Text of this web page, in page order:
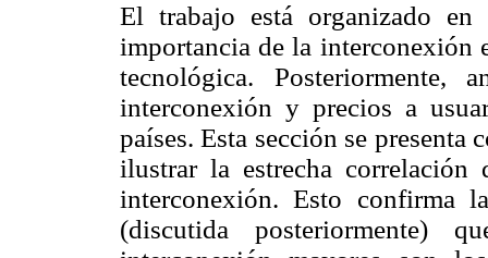
El trabajo está organizado en
importancia de la interconexión
tecnológica. Posteriormente,
interconexión y precios a
países. Esta sección se presenta
ilustrar la estrecha
interconexión. Esto confirma
(discutida posteriormente)